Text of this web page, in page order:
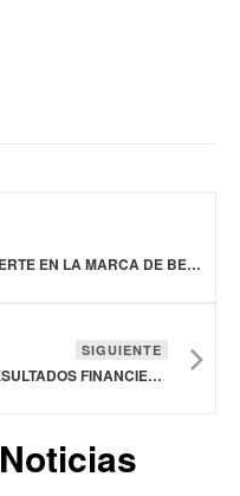
CONSTELLATION BRANDS INVIERTE EN LA MARCA DE BEBIDAS FUNCIONALES SIN ALCOHOL HIYO
SIGUIENTE
SIGMA ALIMENTOS ANUNCIA SUS RESULTADOS FINANCIEROS
Noticias